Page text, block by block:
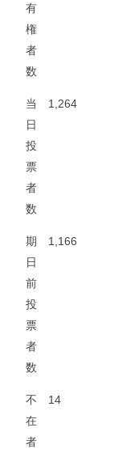
有
権
者
数
当
日
投
票
者
数
1,264
期
日
前
投
票
者
数
1,166
不
在
者
14